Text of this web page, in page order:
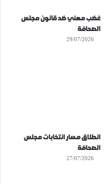
غضب مهني ضد قانون مجلس
الصحافة
29/07/2026
انطلاق مسار انتخابات مجلس
الصحافة
27/07/2026